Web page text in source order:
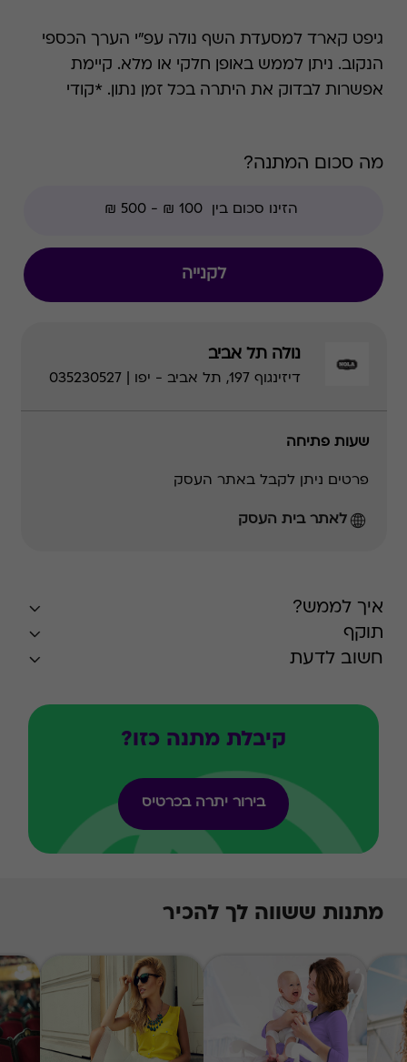
גיפט קארד למסעדת השף נולה עפ"י הערך הכספי
הנקוב. ניתן לממש באופן חלקי או מלא. קיימת
אפשרות לבדוק את היתרה בכל זמן נתון. *קודי
מה סכום המתנה?
לקנייה
נולה תל אביב
דיזינגוף 197, תל אביב - יפו | 035230527
שעות פתיחה
פרטים ניתן לקבל באתר העסק
לאתר בית העסק
איך לממש?
תוקף
חשוב לדעת
קיבלת מתנה כזו?
בירור יתרה בכרטיס
מתנות ששווה לך להכיר